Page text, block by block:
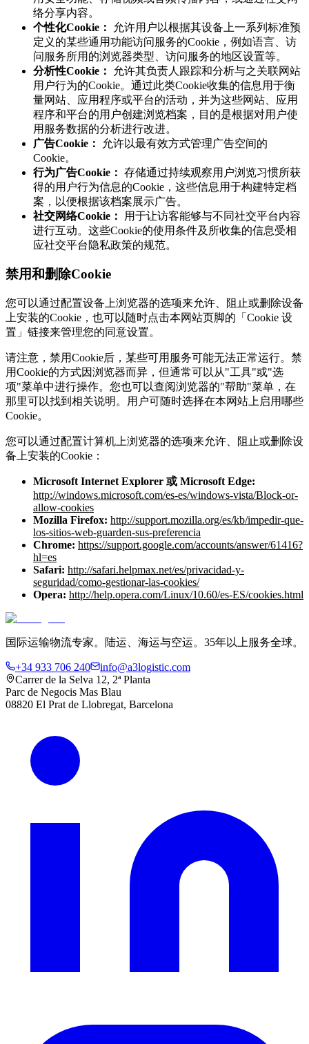
络分享内容。
个性化Cookie：
允许用户以根据其设备上一系列标准预
定义的某些通用功能访问服务的Cookie，例如语言、访
问服务所用的浏览器类型、访问服务的地区设置等。
分析性Cookie：
允许其负责人跟踪和分析与之关联网站
用户行为的Cookie。通过此类Cookie收集的信息用于衡
量网站、应用程序或平台的活动，并为这些网站、应用
程序和平台的用户创建浏览档案，目的是根据对用户使
用服务数据的分析进行改进。
广告Cookie：
允许以最有效方式管理广告空间的
Cookie。
行为广告Cookie： 存储通过持续观察用户浏览习惯所获
得的用户行为信息的Cookie，这些信息用于构建特定档
案，以便根据该档案展示广告。
社交网络Cookie：
用于让访客能够与不同社交平台内容
进行互动。这些Cookie的使用条件及所收集的信息受相
应社交平台隐私政策的规范。
禁用和删除Cookie
您可以通过配置设备上浏览器的选项来允许、阻止或删除设备
上安装的Cookie，也可以随时点击本网站页脚的「Cookie 设
置」链接来管理您的同意设置。
请注意，禁用Cookie后，某些可用服务可能无法正常运行。禁
用Cookie的方式因浏览器而异，但通常可以从"工具"或"选
项"菜单中进行操作。您也可以查阅浏览器的"帮助"菜单，在
那里可以找到相关说明。用户可随时选择在本网站上启用哪些
Cookie。
您可以通过配置计算机上浏览器的选项来允许、阻止或删除设
备上安装的Cookie：
Microsoft Internet Explorer 或 Microsoft Edge:
http://windows.microsoft.com/es-es/windows-vista/Block-or-
allow-cookies
Mozilla Firefox: http://support.mozilla.org/es/kb/impedir-que-
los-sitios-web-guarden-sus-preferencia
Chrome: https://support.google.com/accounts/answer/61416?
hl=es
Safari: http://safari.helpmax.net/es/privacidad-y-
seguridad/como-gestionar-las-cookies/
Opera: http://help.opera.com/Linux/10.60/es-ES/cookies.html
国际运输物流专家。陆运、海运与空运。35年以上服务全球。
+34 933 706 240
info@a3logistic.com
Carrer de la Selva 12, 2ª Planta
Parc de Negocis Mas Blau
08820 El Prat de Llobregat, Barcelona